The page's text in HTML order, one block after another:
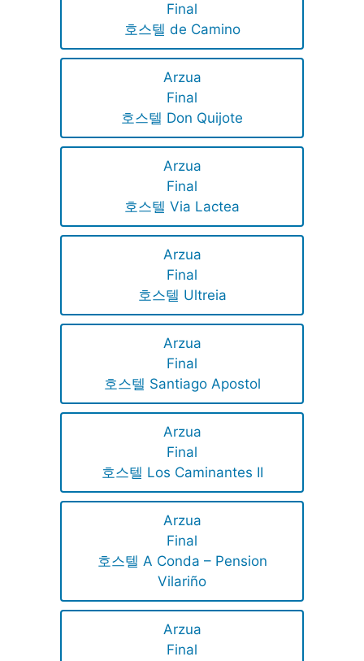
Final
호스텔 de Camino
Arzua
Final
호스텔 Don Quijote
Arzua
Final
호스텔 Via Lactea
Arzua
Final
호스텔 Ultreia
Arzua
Final
호스텔 Santiago Apostol
Arzua
Final
호스텔 Los Caminantes II
Arzua
Final
호스텔 A Conda – Pension
Vilariño
Arzua
Final